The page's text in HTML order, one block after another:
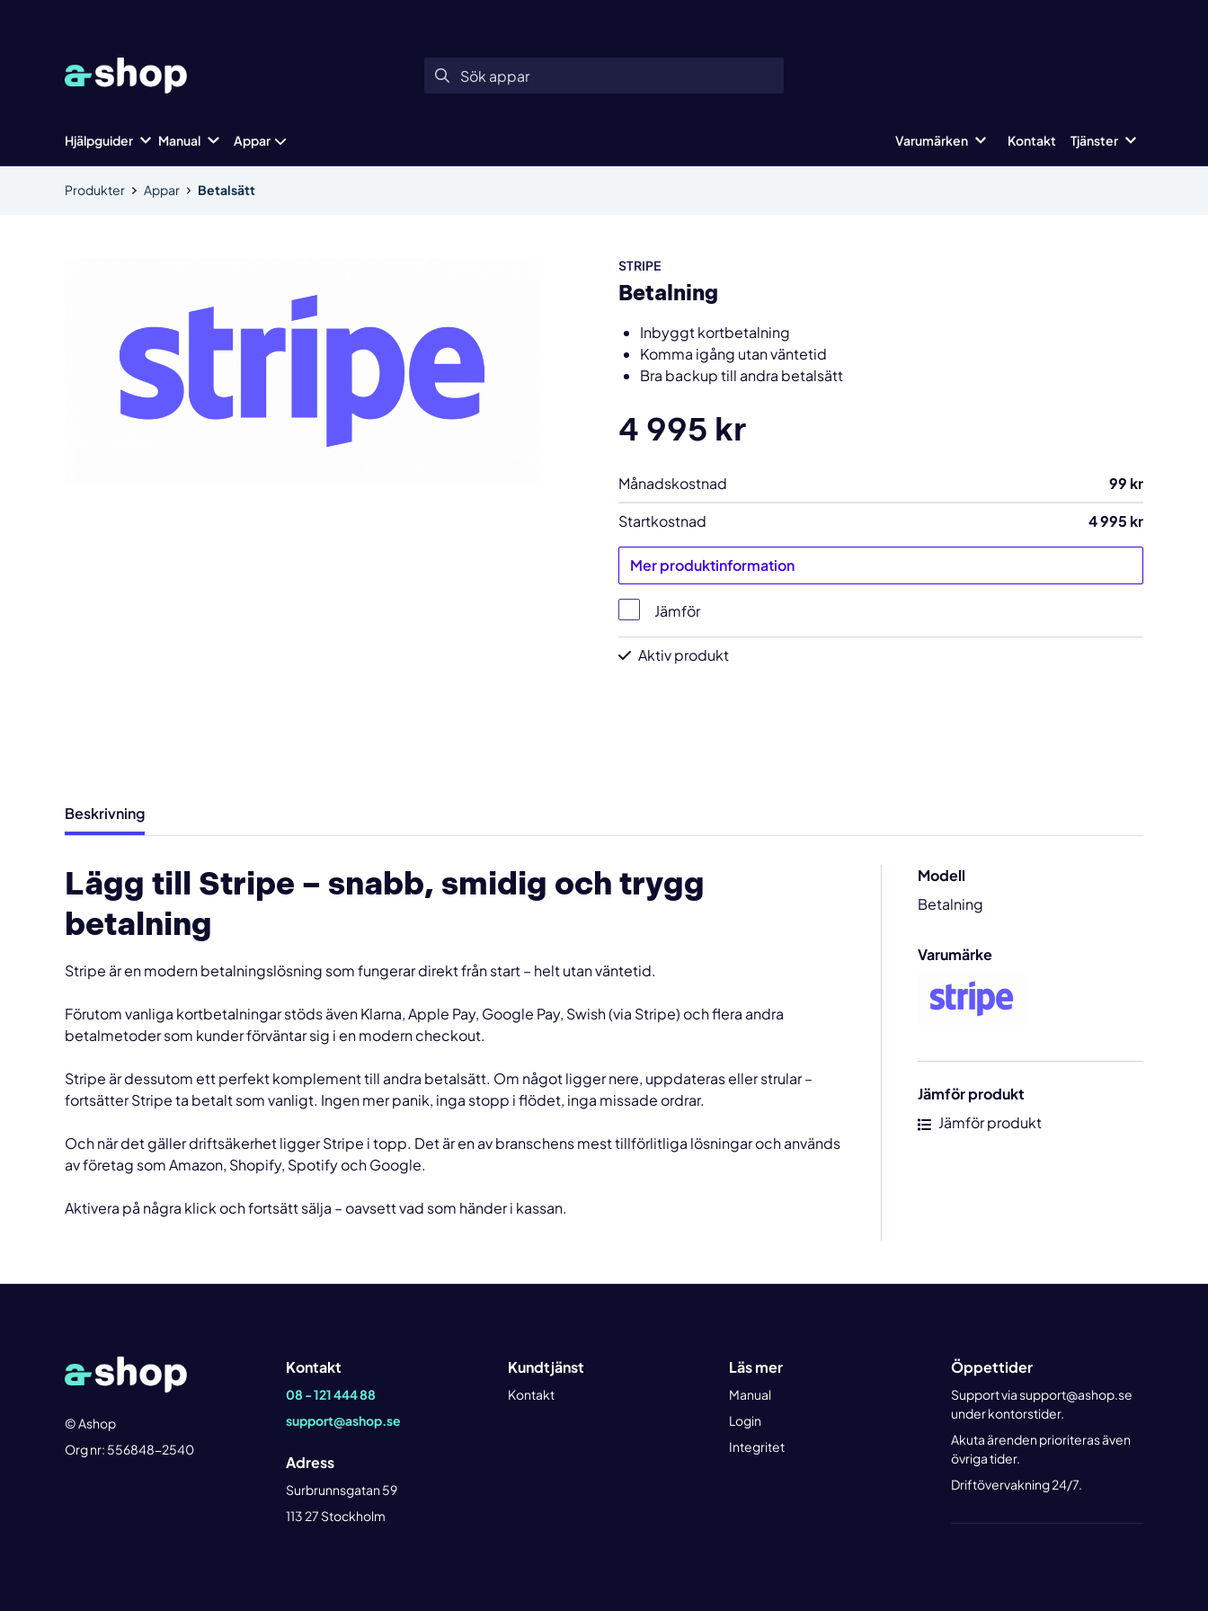
Hjälpguider Manual Appar Varumärken Kontakt Tjänster
Produkter Appar Betalsätt
STRIPE
Betalning
Inbyggt kortbetalning
Komma igång utan väntetid
Bra backup till andra betalsätt
4 995 kr
Månadskostnad
99 kr
Startkostnad
4 995 kr
Mer produktinformation
Jämför
Aktiv produkt
Beskrivning
Lägg till Stripe – snabb, smidig och trygg
betalning
Stripe är en modern betalningslösning som fungerar direkt från start – helt utan väntetid.
Förutom vanliga kortbetalningar stöds även Klarna, Apple Pay, Google Pay, Swish (via Stripe) och flera andra
betalmetoder som kunder förväntar sig i en modern checkout.
Stripe är dessutom ett perfekt komplement till andra betalsätt. Om något ligger nere, uppdateras eller strular –
fortsätter Stripe ta betalt som vanligt. Ingen mer panik, inga stopp i flödet, inga missade ordrar.
Och när det gäller driftsäkerhet ligger Stripe i topp. Det är en av branschens mest tillförlitliga lösningar och används
av företag som Amazon, Shopify, Spotify och Google.
Aktivera på några klick och fortsätt sälja – oavsett vad som händer i kassan.
Modell
Betalning
Varumärke
Jämför produkt
Jämför produkt
© Ashop
Org nr: 556848-2540
Kontakt
08 - 121 444 88
support@ashop.se
Adress
Surbrunnsgatan 59
113 27 Stockholm
Kundtjänst
Kontakt
Läs mer
Manual
Login
Integritet
Öppettider
Support via support@ashop.se
under kontorstider.
Akuta ärenden prioriteras även
övriga tider.
Driftövervakning 24/7.